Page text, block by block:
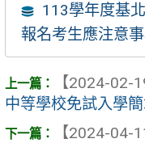
113學年度基
報名考生應注意
【2024-02-
中等學校免試入學
【2024-04-